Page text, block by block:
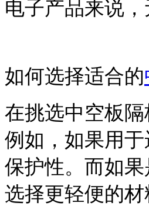
电子产品来说
如何选择适合的
在挑选中空板
例如，如果用
保护性。而如
选择更轻便的